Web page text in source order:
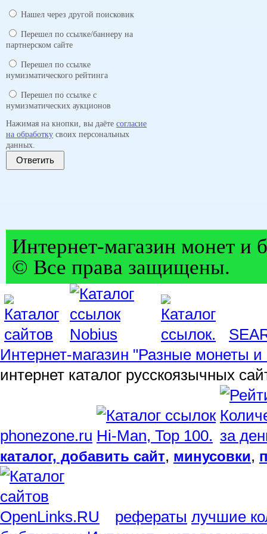
Нашел через другой поисковик
Перешел по ссылке/баннеру на
партнерском сайте
Перешел по ссылке
нумизматического рейтинга
Перешел по ссылке с
нумизматических аукционов
Нажимая на кнопки, вы даёте согласие
на обработку своих персональных
данных.
Ответить
Интернет-магазин монет и
© Все права защищены.
Интернет-магазин "Разные монеты и
интернет каталог русскоязычных
phonezone.ru
каталог, добавить сайт, минусовки,
рефераты лучшие